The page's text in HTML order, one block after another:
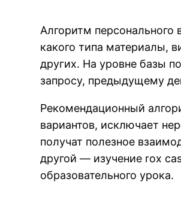
Алгоритм персонального
какого типа материалы,
других. На уровне базы
запросу, предыдущему
Рекомендационный
вариантов, исключает
получат полезное
другой — изучение rox
образовательного урока.